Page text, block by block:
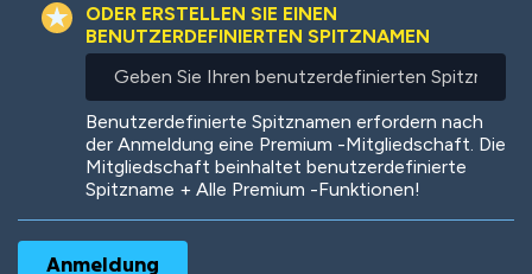
Colorful
ODER ERSTELLEN SIE EINEN
BENUTZERDEFINIERTEN SPITZNAMEN
benutzerdefinierten
Spitznamen
Benutzerdefinierte Spitznamen erfordern nach
der Anmeldung eine Premium -Mitgliedschaft. Die
Mitgliedschaft beinhaltet benutzerdefinierte
Spitzname + Alle Premium -Funktionen!